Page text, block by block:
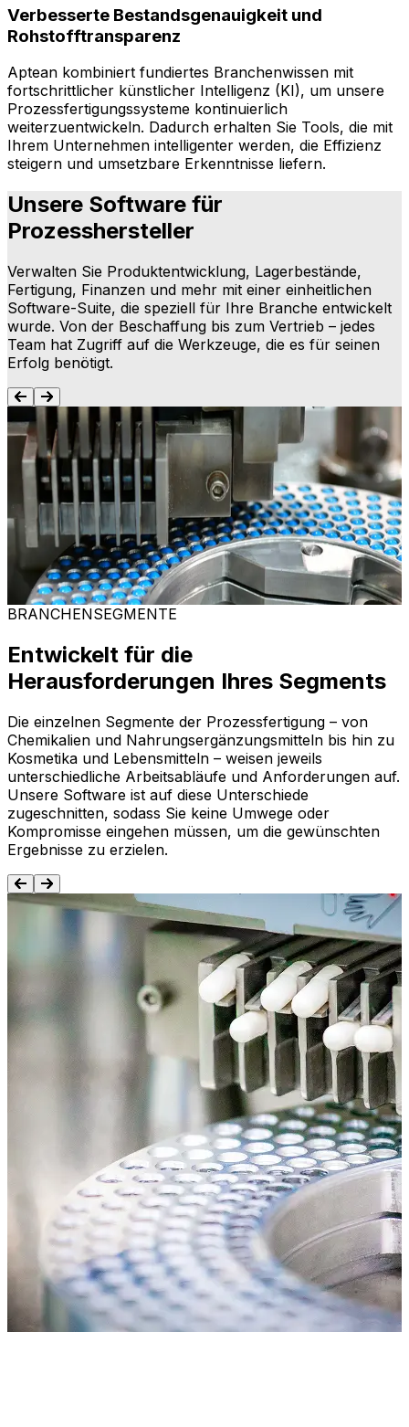
Verbesserte Bestandsgenauigkeit und
Rohstofftransparenz
Aptean kombiniert fundiertes Branchenwissen mit
fortschrittlicher künstlicher Intelligenz (KI), um unsere
Prozessfertigungssysteme kontinuierlich
weiterzuentwickeln. Dadurch erhalten Sie Tools, die mit
Ihrem Unternehmen intelligenter werden, die Effizienz
steigern und umsetzbare Erkenntnisse liefern.
Unsere Software für
Prozesshersteller
Verwalten Sie Produktentwicklung, Lagerbestände,
Fertigung, Finanzen und mehr mit einer einheitlichen
Software-Suite, die speziell für Ihre Branche entwickelt
wurde. Von der Beschaffung bis zum Vertrieb – jedes
Team hat Zugriff auf die Werkzeuge, die es für seinen
Erfolg benötigt.
ERP-System für die Prozessfertigung
Produktion, Lagerhaltung, Lieferkette und Finanzen auf
einer einzigen Plattform verbinden, um die Abläufe zu
vereinfachen. Unser ERP-System für die
Prozessfertigung bildet die Grundlage für Konsistenz,
Rückverfolgbarkeit und intelligentere
Entscheidungsfindung.
Mehr erfahren
BRANCHENSEGMENTE
Entwickelt für die
Herausforderungen Ihres Segments
Die einzelnen Segmente der Prozessfertigung – von
Chemikalien und Nahrungsergänzungsmitteln bis hin zu
Kosmetika und Lebensmitteln – weisen jeweils
unterschiedliche Arbeitsabläufe und Anforderungen auf.
Unsere Software ist auf diese Unterschiede
zugeschnitten, sodass Sie keine Umwege oder
Kompromisse eingehen müssen, um die gewünschten
Ergebnisse zu erzielen.